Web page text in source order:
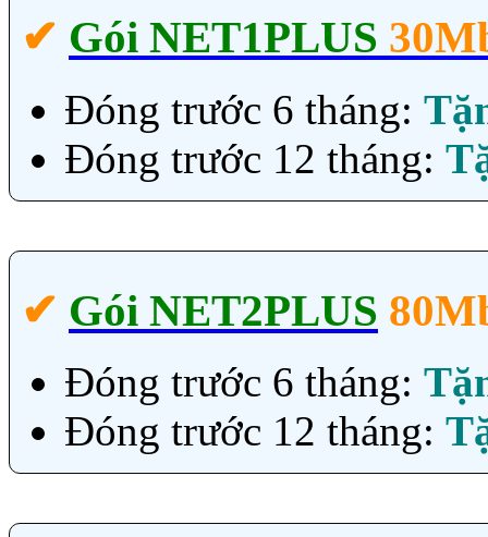
✔‎ Gói NET1PLUS
Đóng trước 6 tháng:
Đóng trước 12 tháng:
✔‎ Gói NET2PLUS
Đóng trước 6 tháng:
Đóng trước 12 tháng: